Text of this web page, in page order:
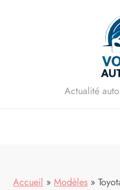
Actualité
Accueil » Modèles »